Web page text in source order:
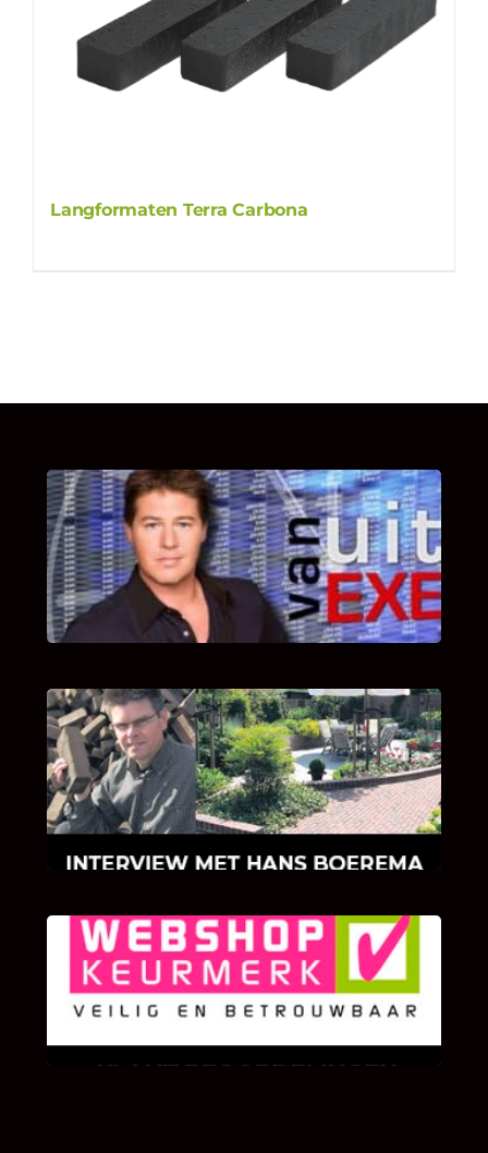
Langformaten Terra Carbona
UITSTEL VAN EXECUTIE
Bekijk hier de fragmenten van de deelname
van Bricks and Stones aan dit programma.
INTERVIEW MET HANS BOEREMA
Hoe Bricks and Stones ontstaan is en wat
Hans Boerema motiveert in de wereld van
klinkers en tegels!
KLANT BEOORDELINGEN
We zijn er zeer op gesteld om te weten wat u
als klant van ons en onze diensten vindt.